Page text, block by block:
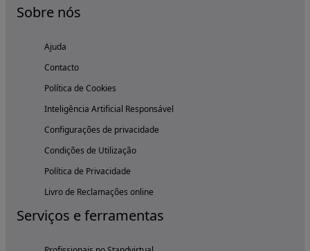
Sobre nós
Ajuda
Contacto
Política de Cookies
Inteligência Artificial Responsável
Configurações de privacidade
Condições de Utilização
Política de Privacidade
Livro de Reclamações online
Serviços e ferramentas